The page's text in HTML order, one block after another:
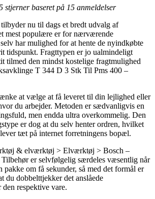
stjerner baseret på 15 anmeldelser
nu til dags et bredt udvalg af
mest populære er for nærværende
har mulighed for at hente de nyindkøbte
tidspunkt. Fragttypen er jo ualmindeligt
tilmed den mindst kostelige fragtmulighed
T 344 D 3 Stk Til Pms 400 –
at vælge at få leveret til din lejlighed eller
du arbejder. Metoden er sædvanligvis en
men endda ultra overkommelig. Den
er dog at du selv henter ordren, hvilket
tæt på internet forretningens bopæl.
& elværktøj > Elværktøj > Bosch –
er selvfølgelig særdeles væsentlig når
pakke om få sekunder, så med det formål er
du dobbelttjekker det anslåede
respektive vare.